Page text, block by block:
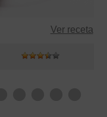
Ver receta